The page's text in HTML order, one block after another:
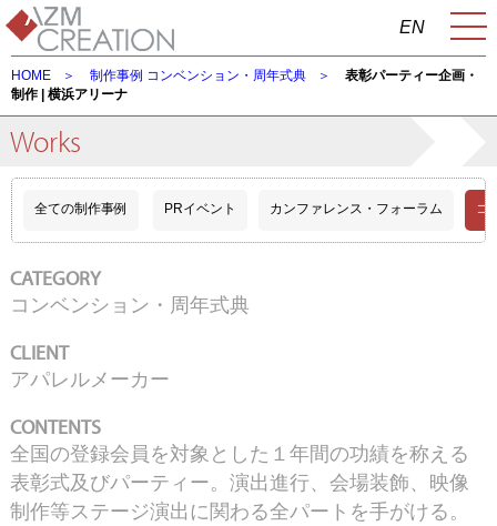
EN
HOME 制作事例 コンベンション・周年式典
表彰パーティー企画・
制作 | 横浜アリーナ
Works
全ての制作事例 PRイベント カンファレンス・フォーラム コ
CATEGORY
コンベンション・周年式典
CLIENT
アパレルメーカー
CONTENTS
全国の登録会員を対象とした１年間の功績を称える
表彰式及びパーティー。演出進行、会場装飾、映像
制作等ステージ演出に関わる全パートを手がける。